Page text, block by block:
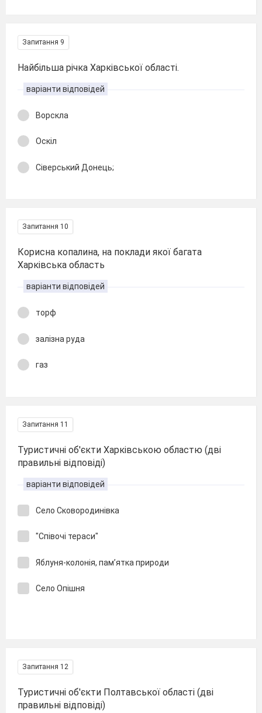
Запитання 9
Найбільша річка Харківської області.
варіанти відповідей
Ворскла
Оскіл
Сіверський Донець;
Запитання 10
Корисна копалина, на поклади якої багата
Харківська область
варіанти відповідей
торф
залізна руда
газ
Запитання 11
Туристичні об'єкти Харківською областю (дві
правильні відповіді)
варіанти відповідей
Село Сковородинівка
"Співочі тераси"
Яблуня-колонія, пам’ятка природи
Село Опішня
Запитання 12
Туристичні об'єкти Полтавської області (дві
правильні відповіді)